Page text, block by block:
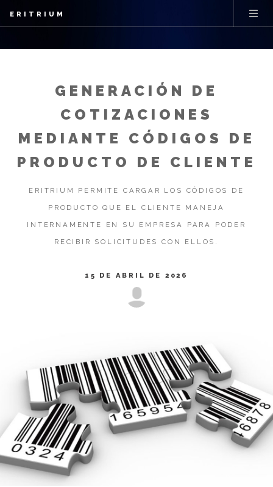
ERITRIUM
GENERACIÓN DE
COTIZACIONES
MEDIANTE CÓDIGOS DE
PRODUCTO DE CLIENTE
ERITRIUM PERMITE CARGAR LOS CÓDIGOS DE
PRODUCTO QUE EL CLIENTE MANEJA
INTERNAMENTE EN SU EMPRESA PARA PODER
RECIBIR SOLICITUDES CON ELLOS.
15 DE ABRIL DE 2026